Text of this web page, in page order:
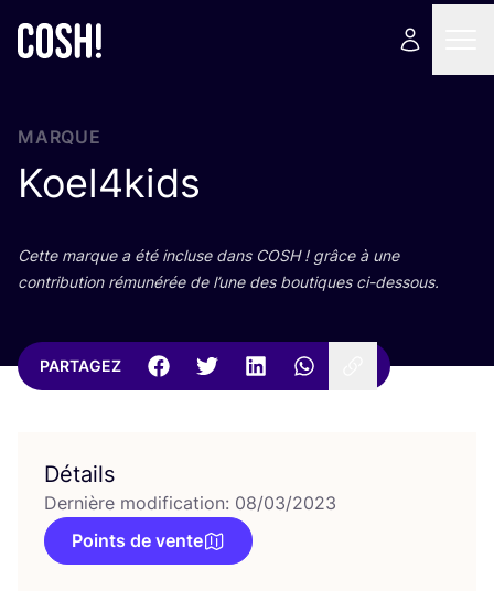
MARQUE
Koel4kids
Cette marque a été incluse dans COSH! grâce à une
contri­bu­tion rému­né­rée de l’une des bou­tiques ci-dessous.
PARTAGEZ
Détails
Dernière modification: 08/03/2023
Points de vente